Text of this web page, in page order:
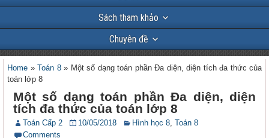
Sách tham khảo
Chuyên đề
Home » Toán 8» Một số dạng toán phần Đa diện, diện tích đa thức của
toán lớp 8
Một số dạng toán phần Đa diện, diện
tích đa thức của toán lớp 8
Toán Cấp 2 10/05/2018 Hình học 8, Toán 8
Comments